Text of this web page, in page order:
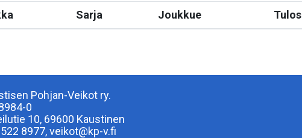
Sarja Joukkue Tulos
Pohjan-Veikot ry.
0
10, 69600 Kaustinen
8977, veikot@kp-v.fi